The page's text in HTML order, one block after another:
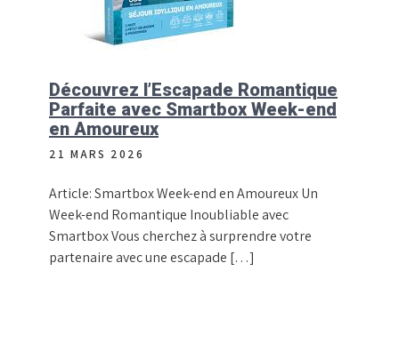
Découvrez l’Escapade Romantique
Parfaite avec Smartbox Week-end
en Amoureux
21 MARS 2026
Article: Smartbox Week-end en Amoureux Un
Week-end Romantique Inoubliable avec
Smartbox Vous cherchez à surprendre votre
partenaire avec une escapade […]